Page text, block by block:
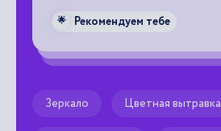
🌟 Рекомендуем тебе
Зеркало Цветная вытравка